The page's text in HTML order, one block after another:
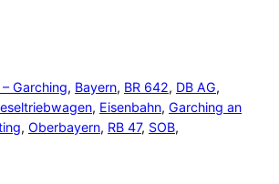
Garching, Bayern, BR 642, DB AG
, Eisenbahn, Garching an
, Oberbayern, RB 47, SOB